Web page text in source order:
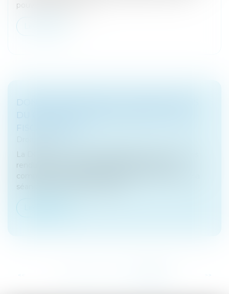
pouvant s’élever à 30...
DONATION DÉGUISÉE : 3 NOUVEAUX AVIS
DU COMITÉ DE L'ABUS DE DROIT FISCAL -
FISCALONLINE
La DGFiP vient de rendre publique 3 nouveaux avis
rendus par le comité de l’abus de droit fiscal
commentés par l’administration dans le cadre de sa
séance du 2 février 2017 (CAD...